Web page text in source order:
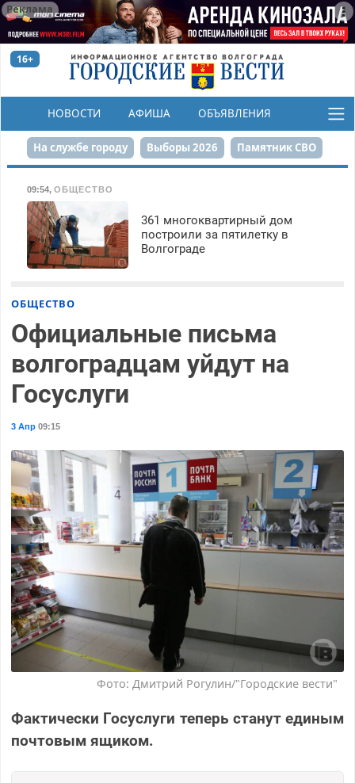
Реклама
16+
НОВОСТИ АФИША ОБЪЯВЛЕНИЯ
КОНКУРСЫ
На службе городу Выборы 2026 Памятник СВО
Набережная День Победы Реконструкция ЦПКиО
80-летие Победы Парк Героев-летчиков
09:54, ОБЩЕСТВО
361 многоквартирный дом
построили за пятилетку в
Волгограде
ОБЩЕСТВО
Официальные письма
волгоградцам уйдут на
Госуслуги
3 Апр09:15
Фото: Дмитрий Рогулин/"Городские вести"
Фактически Госуслуги теперь станут единым
почтовым ящиком.